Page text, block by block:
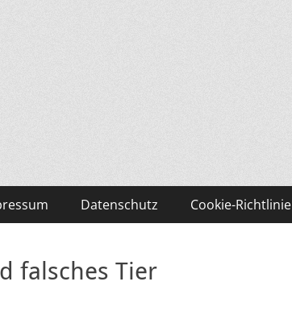
Datenschutz Cookie-Richtlinie
falsches Tier